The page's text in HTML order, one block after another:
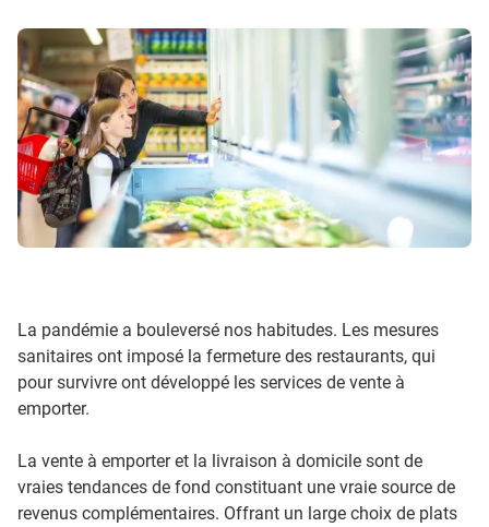
La pandémie a bouleversé nos habitudes. Les mesures
sanitaires ont imposé la fermeture des restaurants, qui
pour survivre ont développé les services de vente à
emporter.
La vente à emporter et la livraison à domicile sont de
vraies tendances de fond constituant une vraie source de
revenus complémentaires. Offrant un large choix de plats